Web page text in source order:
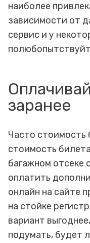
наиболее
зависимости от
сервис и у
заранее
Часто стоимость
стоимость
багажном отсеке
оплатить
онлайн на сайте
на стойке
вариант
подумать, будет